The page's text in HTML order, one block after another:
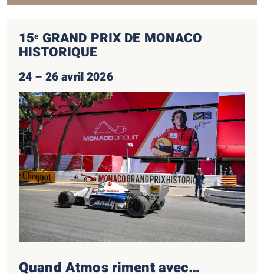
15e GRAND PRIX DE MONACO
HISTORIQUE
24 – 26 avril 2026
Quand Atmos riment avec…